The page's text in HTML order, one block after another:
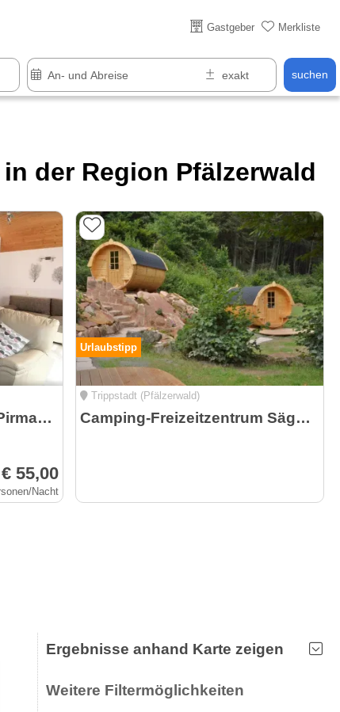
Gastgeber Merkliste
suchen
Über 25 Jahre online
der Region Pfälzerwald
Ferienwohnung Wick in Pirmasens
55,00
Nacht
Urlaubstipp
Trippstadt (Pfälzerwald)
Camping-Freizeitzentrum Sägmühle und Schlafen im Weinfass
Ergebnisse anhand Karte zeigen
Weitere Filtermöglichkeiten